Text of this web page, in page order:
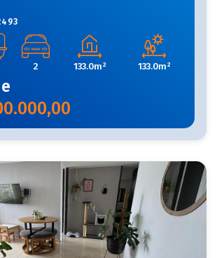
2 133.0m² 133.0m²